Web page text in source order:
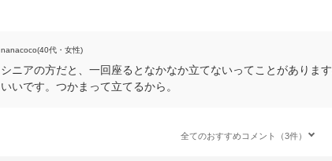
nanacoco(40代・女性)
シニアの方だと、一回座るとなかなか立てないってことがありま
いいです。つかまって立てるから。
全てのおすすめコメント（3件）